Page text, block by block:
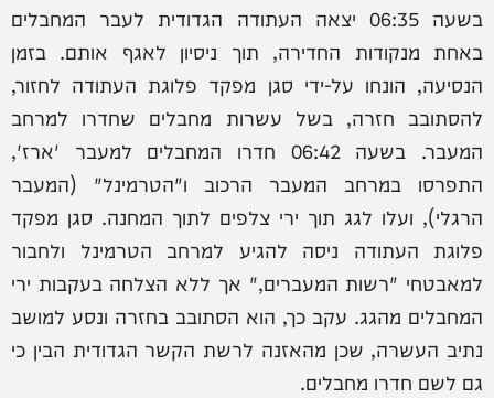
בשעה 06:35 יצאה העתודה הגדודית לעבר המחבלים
באחת מנקודות החדירה, תוך ניסיון לאגף אותם. בזמן
הנסיעה, הונחו על-ידי סגן מפקד פלוגת העתודה לחזור,
להסתובב חזרה, בשל עשרות מחבלים שחדרו למרחב
המעבר. בשעה 06:42 חדרו המחבלים למעבר 'ארז',
התפרסו במרחב המעבר הרכוב ו"הטרמינל" (המעבר
הרגלי), ועלו לגג תוך ירי צלפים לתוך המחנה. סגן מפקד
פלוגת העתודה ניסה להגיע למרחב הטרמינל ולחבור
למאבטחי "רשות המעברים," אך ללא הצלחה בעקבות ירי
המחבלים מהגג. עקב כך, הוא הסתובב בחזרה ונסע למושב
נתיב העשרה, שכן מהאזנה לרשת הקשר הגדודית הבין כי
גם לשם חדרו מחבלים.